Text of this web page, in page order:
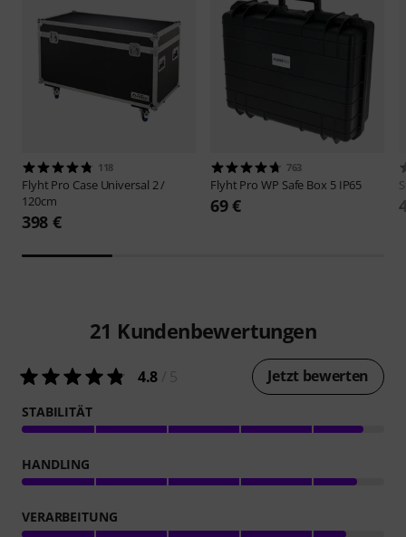
118
Flyht Pro Case Universal 2 /
120cm
398 €
763
Flyht ProWP Safe Box 5 IP65
69 €
21 Kundenbewertungen
4.8 Jetzt bewerten
STABILITÄT
HANDLING
VERARBEITUNG